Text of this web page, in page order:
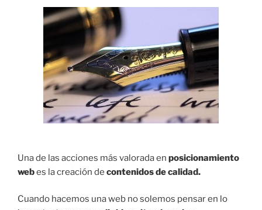
Una de las acciones más valorada en posicionamiento
webes la creación de contenidos de calidad.
Cuando hacemos una web no solemos pensar en lo